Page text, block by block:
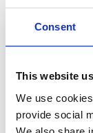
Consent
This website
We use
provide social
I guardiani
CON LA
Raffaella Mutani